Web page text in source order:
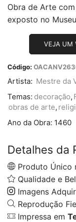
Obra de Arte
exposto no
VEJA UM
Código:
Artista: Mestre da
Temas: decoração,
obras de arte,
Ano da Obra: 1460
Detalhes da
Produto Único
Qualidade e
Imagens
Reprodução
Impressa em